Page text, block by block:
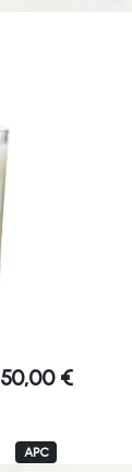
50,00 €
APC